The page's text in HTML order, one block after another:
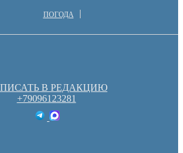
ПОГОДА
В РЕДАКЦИЮ
+79096123281